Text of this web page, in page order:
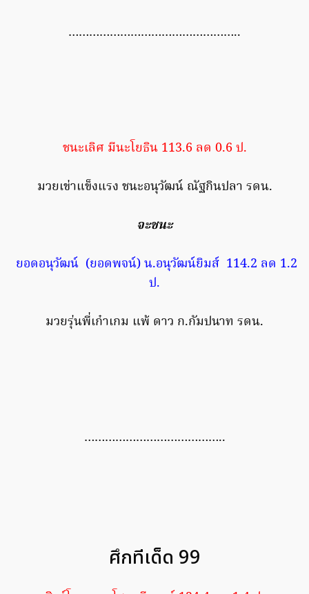
…………………………………………..
ชนะเลิศ มีนะโยธิน 113.6 ลด 0.6 ป.
มวยเข่าแข็งแรง ชนะอนุวัฒน์ ณัฐกินปลา รดน.
จะชนะ
ยอดอนุวัฒน์ (ยอดพจน์) น.อนุวัฒน์ยิมส์ 114.2 ลด 1.2
ป.
มวยรุ่นพี่เก๋าเกม แพ้ ดาว ก.กัมปนาท รดน.
…………………………………..
ศึกทีเด็ด 99